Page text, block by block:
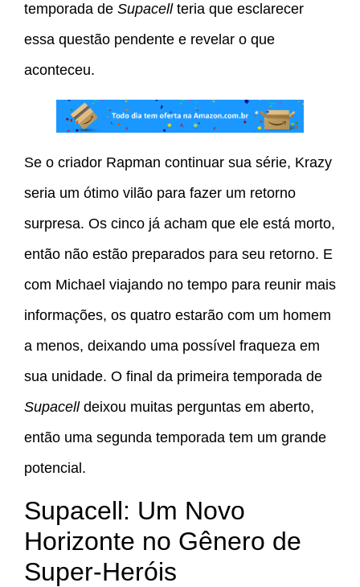
temporada de Supacellteria que esclarecer
essa questão pendente e revelar o que
aconteceu.
Se o criador Rapman continuar sua série, Krazy
seria um ótimo vilão para fazer um retorno
surpresa. Os cinco já acham que ele está morto,
então não estão preparados para seu retorno. E
com Michael viajando no tempo para reunir mais
informações, os quatro estarão com um homem
a menos, deixando uma possível fraqueza em
sua unidade. O final da primeira temporada de
Supacelldeixou muitas perguntas em aberto,
então uma segunda temporada tem um grande
potencial.
Supacell: Um Novo
Horizonte no Gênero de
Super-Heróis